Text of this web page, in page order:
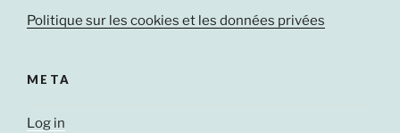
Politique sur les cookies et les données privées
META
Log in